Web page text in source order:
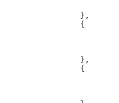
		},
		{
		},
		{